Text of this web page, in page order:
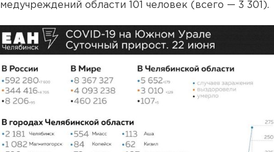
медучреждений области 101 человек (всего — 3 301).